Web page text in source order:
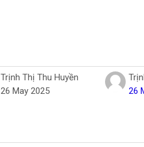
Trịnh Thị Thu Huyền
26 May 2025
26